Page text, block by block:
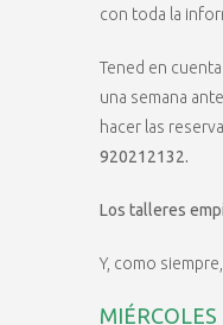
con toda la
Tened en
una semana
hacer las
920212132.
Los talleres
Y, como